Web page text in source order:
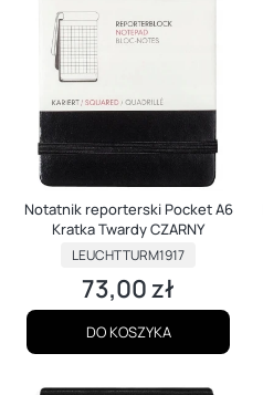
Notatnik reporterski Pocket A6
Kratka Twardy CZARNY
PRODUCENT
LEUCHTTURM1917
Cena
73,00 zł
DO KOSZYKA